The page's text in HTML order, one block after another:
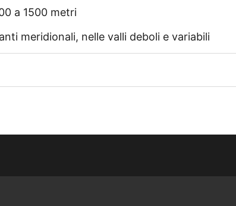
a 1500 metri
meridionali, nelle valli deboli e variabili